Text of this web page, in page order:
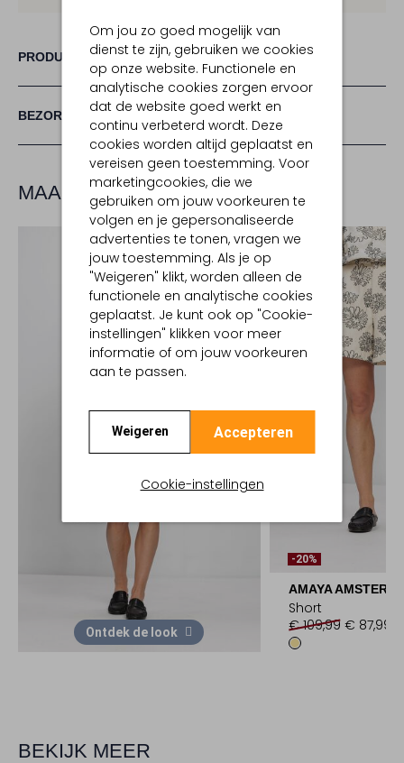
Om jou zo goed mogelijk van
dienst te zijn, gebruiken we cookies
op onze website. Functionele en
analytische cookies zorgen ervoor
dat de website goed werkt en
continu verbeterd wordt. Deze
cookies worden altijd geplaatst en
vereisen geen toestemming. Voor
marketingcookies, die we
gebruiken om jouw voorkeuren te
volgen en je gepersonaliseerde
advertenties te tonen, vragen we
jouw toestemming. Als je op
"Weigeren" klikt, worden alleen de
functionele en analytische cookies
geplaatst. Je kunt ook op "Cookie-
instellingen" klikken voor meer
informatie of om jouw voorkeuren
aan te passen.
Weigeren Accepteren
Cookie-instellingen
PRODUCT INFORMATIE
BEZORGEN & RETOURNEREN
MAAK JE LOOK COMPLEET
Ontdek de look
-20%
AMAYA
Short
€ 109,99 € 87,99
BEKIJK MEER